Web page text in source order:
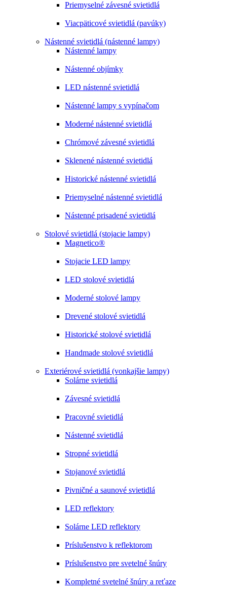
Priemyselné závesné svietidlá
Viacpäticové svietidlá (pavúky)
Nástenné svietidlá (nástenné lampy)
Nástenné lampy
Nástenné objímky
LED nástenné svietidlá
Nástenné lampy s vypínačom
Moderné nástenné svietidlá
Chrómové závesné svietidlá
Sklenené nástenné svietidlá
Historické nástenné svietidlá
Priemyselné nástenné svietidlá
Nástenné prisadené svietidlá
Stolové svietidlá (stojacie lampy)
Magnetico®
Stojacie LED lampy
LED stolové svietidlá
Moderné stolové lampy
Drevené stolové svietidlá
Historické stolové svietidlá
Handmade stolové svietidlá
Exteriérové svietidlá (vonkajšie lampy)
Solárne svietidlá
Závesné svietidlá
Pracovné svietidlá
Nástenné svietidlá
Stropné svietidlá
Stojanové svietidlá
Pivničné a saunové svietidlá
LED reflektory
Solárne LED reflektory
Príslušenstvo k reflektorom
Príslušenstvo pre svetelné šnúry
Kompletné svetelné šnúry a reťaze